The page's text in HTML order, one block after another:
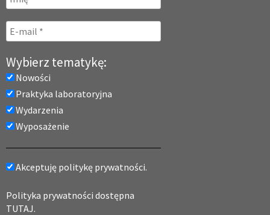
Wybierz tematykę:
Nowości
Praktyka laboratoryjna
Wydarzenia
Wyposażenie
Akceptuję politykę prywatności.
Polityka prywatności dostępna
TUTAJ.